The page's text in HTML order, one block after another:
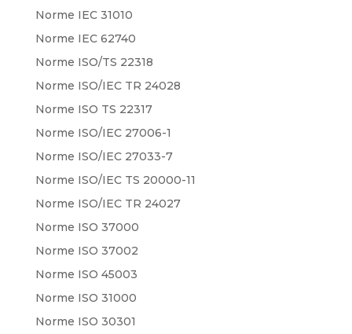
Norme IEC 31010
Norme IEC 62740
Norme ISO/TS 22318
Norme ISO/IEC TR 24028
Norme ISO TS 22317
Norme ISO/IEC 27006-1
Norme ISO/IEC 27033-7
Norme ISO/IEC TS 20000-11
Norme ISO/IEC TR 24027
Norme ISO 37000
Norme ISO 37002
Norme ISO 45003
Norme ISO 31000
Norme ISO 30301